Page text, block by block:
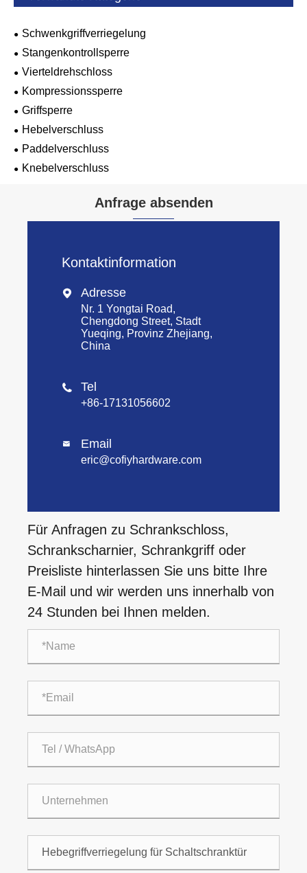
Schwenkgriffverriegelung
Stangenkontrollsperre
Vierteldrehschloss
Kompressionssperre
Griffsperre
Hebelverschluss
Paddelverschluss
Knebelverschluss
Anfrage absenden
Kontaktinformation
 Adresse
Nr. 1 Yongtai Road,
Chengdong Street, Stadt
Yueqing, Provinz Zhejiang,
China
 Tel
+86-17131056602
 Email
eric@cofiyhardware.com
Für Anfragen zu Schrankschloss,
Schrankscharnier, Schrankgriff oder
Preisliste hinterlassen Sie uns bitte Ihre
E-Mail und wir werden uns innerhalb von
24 Stunden bei Ihnen melden.